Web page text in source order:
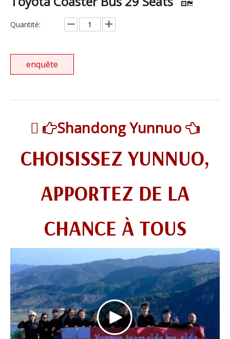
Quantité:
enquête
 Shandong Yunnuo 
CHOISISSEZ YUNNUO,
APPORTEZ DE LA
CHANCE À TOUS